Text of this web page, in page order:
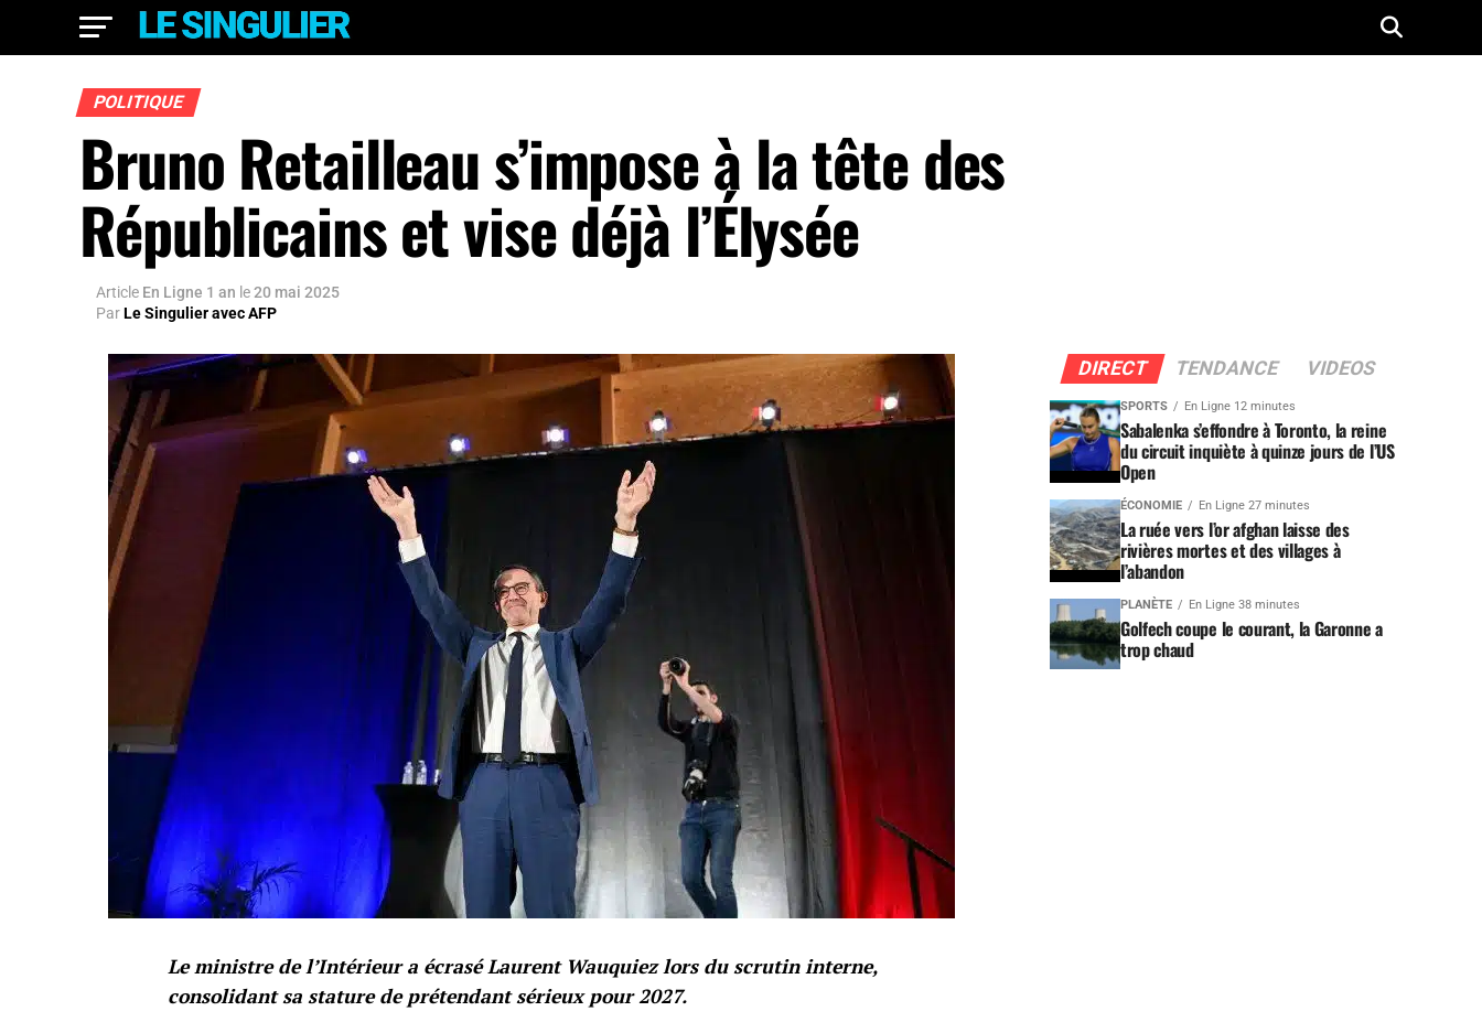
POLITIQUE
Bruno Retailleau s’impose à la tête des
Républicains et vise déjà l’Élysée
Article En Ligne 1 an le20 mai 2025
ParLe Singulier avec AFP
Le ministre de l’Intérieur a écrasé Laurent Wauquiez lors du scrutin interne,
consolidant sa stature de prétendant sérieux pour 2027.
DIRECT TENDANCE VIDEOS
SPORTS En Ligne 12 minutes
Sabalenka s’effondre à Toronto, la reine
du circuit inquiète à quinze jours de l’US
Open
ÉCONOMIE En Ligne 27 minutes
La ruée vers l’or afghan laisse des
rivières mortes et des villages à
l’abandon
PLANÈTE En Ligne 38 minutes
Golfech coupe le courant, la Garonne a
trop chaud